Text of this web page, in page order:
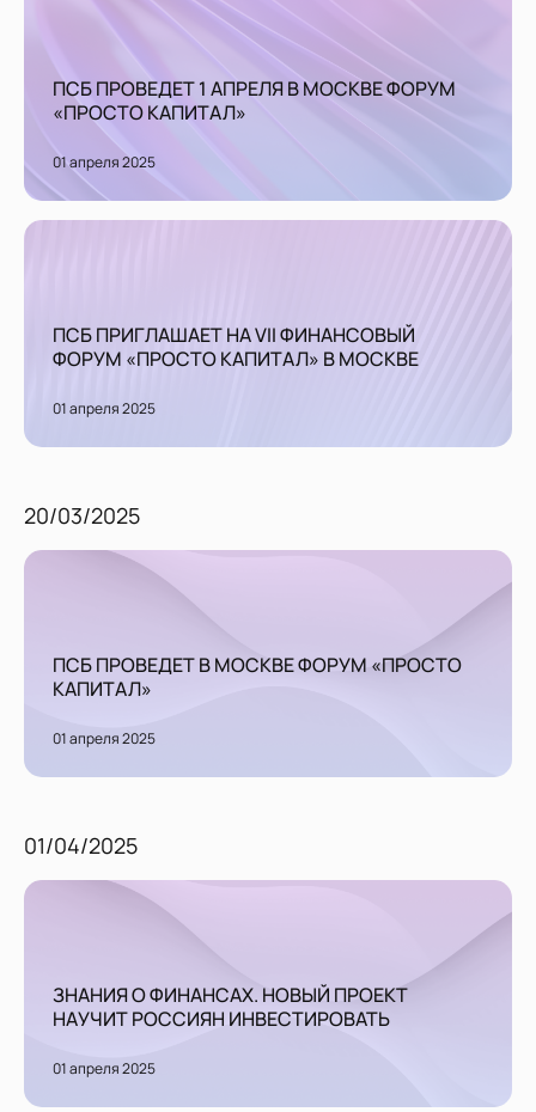
ПСБ ПРОВЕДЕТ 1 АПРЕЛЯ В МОСКВЕ ФОРУМ
«ПРОСТО КАПИТАЛ»
01 апреля 2025
ПСБ ПРИГЛАШАЕТ НА VII ФИНАНСОВЫЙ
ФОРУМ «ПРОСТО КАПИТАЛ» В МОСКВЕ
01 апреля 2025
20/03/2025
ПСБ ПРОВЕДЕТ В МОСКВЕ ФОРУМ «ПРОСТО
КАПИТАЛ»
01 апреля 2025
01/04/2025
ЗНАНИЯ О ФИНАНСАХ. НОВЫЙ ПРОЕКТ
НАУЧИТ РОССИЯН ИНВЕСТИРОВАТЬ
01 апреля 2025